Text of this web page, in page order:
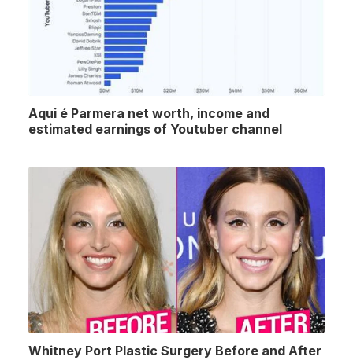
Aqui é Parmera net worth, income and
estimated earnings of Youtuber channel
Whitney Port Plastic Surgery Before and After